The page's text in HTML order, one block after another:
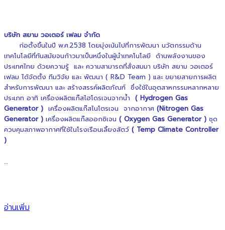
บริษัท สยาม วอเตอร์ เฟลม จำกัด
ก่อตั้งขึ้นในปี พ.ศ.2538 โดยมุ่งเน้นไปที่การพัฒนา นวัตกรรมด้าน
เทคโนโลยีที่ทันสมัยจนก้าวมาเป็นหนึ่งในผู้นำเทคโนโลยี ด้านพลังงานของ
ประเทศไทย ด้วยความรู้ และ ความสามารถที่สั่งสมมา บริษัท สยาม วอเตอร์
เฟลม ได้จัดตั้ง ทีมวิจัย และ พัฒนา ( R&D Team ) และ ขยายสายการผลิต
สำหรับการพัฒนา และ สร้างสรรค์ผลิตภัณฑ์ ซึ่งใช้ในอุตสาหกรรมหลากหลาย
ประเภท อาทิ เครื่องผลิตแก๊สไฮโดรเจนจากน้ำ ( Hydrogen Gas
Generator ) เครื่องผลิตแก๊สไนโตรเจน จากอากาศ (Nitrogen Gas
Generator ) เครื่องผลิตแก๊สออกซิเจน ( Oxygen Gas Generator ) ชุด
ควบคุมสภาพอากาศที่ใช้ในโรงเรือนเลี้ยงสัตว์ ( Temp Climate Controller
)
…
อ่านเพิ่ม